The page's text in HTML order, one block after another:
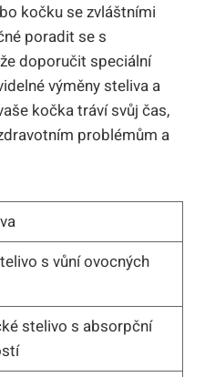
kočku se zvláštními
poradit se s
doporučit speciální
výměny steliva a
kočka tráví svůj čas,
problémům a
s vůní ovocných
stelivo s absorpční